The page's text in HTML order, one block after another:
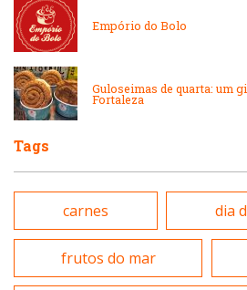
Peixes e Frutos
Portuguesa
Self-
Variados
Empório do Bolo
Guloseimas de quarta: um
Fortaleza
Tags
carnes dia
frutos do mar